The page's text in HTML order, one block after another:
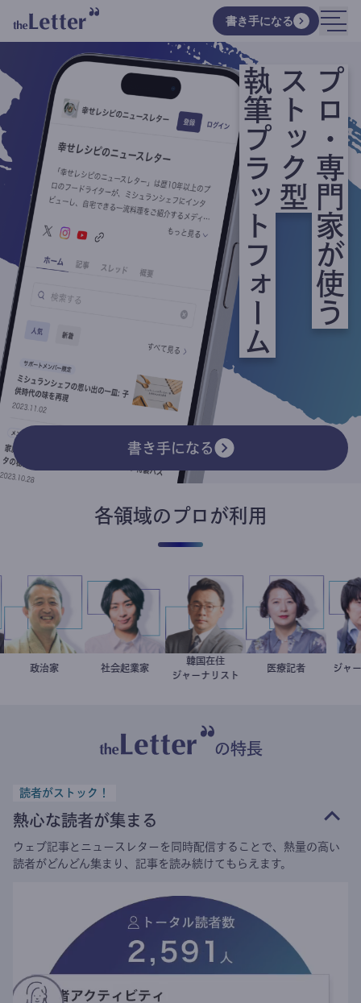
書き手になる
プロ・専門家が使う
ストック型
執筆プラットフォーム
書き手になる
各領域のプロが利用
小坂英二
政治家 駒崎弘樹
社会起業家 徐台教
韓国在住
ジャーナリスト
岩永直子
医療記者 ジ
の特長
読者がストック！
熱心な読者が集まる
ウェブ記事とニュースレターを同時配信することで、熱量の高い
読者がどんどん集まり、記事を読み続けてもらえます。